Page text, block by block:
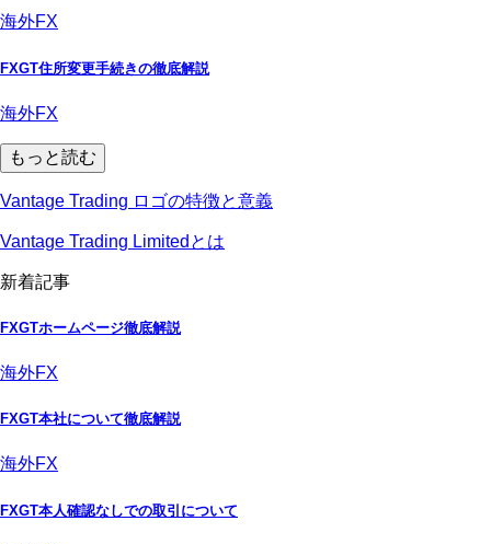
海外FX
FXGT住所変更手続きの徹底解説
海外FX
もっと読む
Vantage Trading ロゴの特徴と意義
Vantage Trading Limitedとは
新着記事
FXGTホームページ徹底解説
海外FX
FXGT本社について徹底解説
海外FX
FXGT本人確認なしでの取引について